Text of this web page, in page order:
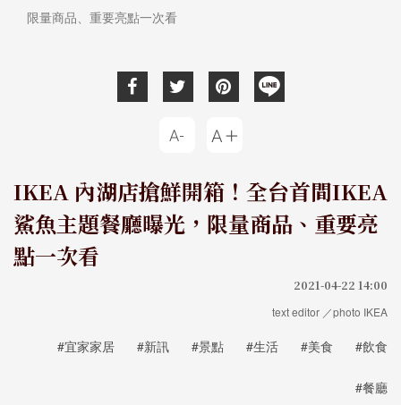
限量商品、重要亮點一次看
IKEA 內湖店搶鮮開箱！全台首間IKEA
鯊魚主題餐廳曝光，限量商品、重要亮
點一次看
2021-04-22 14:00
text editor ／photo IKEA
#宜家家居 #新訊 #景點 #生活 #美食 #飲食
#餐廳